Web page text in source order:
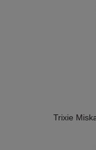
Trixie